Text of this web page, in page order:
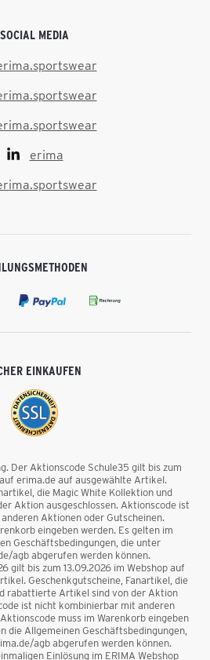
SOCIAL MEDIA
erima
EINKAUFEN
Der Aktionscode Schule35 gilt bis zum
auf erima.de auf ausgewählte Artikel.
die Magic White Kollektion und
Aktion ausgeschlossen. Aktionscode ist
Aktionen oder Gutscheinen.
eingeben werden. Es gelten im
Geschäftsbedingungen, die unter
agb abgerufen werden können.
gilt bis zum 13.09.2026 im Webshop auf
Geschenkgutscheine, Fanartikel, die
rabattierte Artikel sind von der Aktion
ist nicht kombinierbar mit anderen
muss im Warenkorb eingeben
die Allgemeinen Geschäftsbedingungen,
agb abgerufen werden können.
Einlösung im ERIMA Webshop